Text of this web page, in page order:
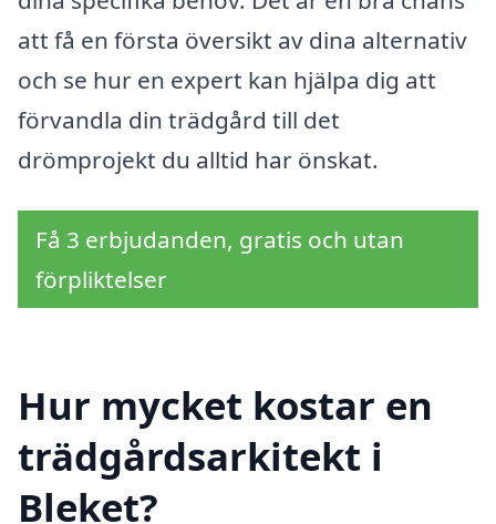
att få en första översikt av dina alternativ
och se hur en expert kan hjälpa dig att
förvandla din trädgård till det
drömprojekt du alltid har önskat.
Få 3 erbjudanden, gratis och utan
förpliktelser
Hur mycket kostar en
trädgårdsarkitekt i
Bleket?